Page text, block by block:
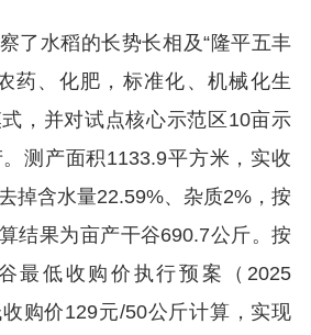
了水稻的长势长相及“隆平五丰
药、化肥，标准化、机械化生
，并对试点核心示范区10亩示
测产面积1133.9平方米，实收
掉含水量22.59%、杂质2%，按
结果为亩产干谷690.7公斤。按
最低收购价执行预案（2025
购价129元/50公斤计算，实现